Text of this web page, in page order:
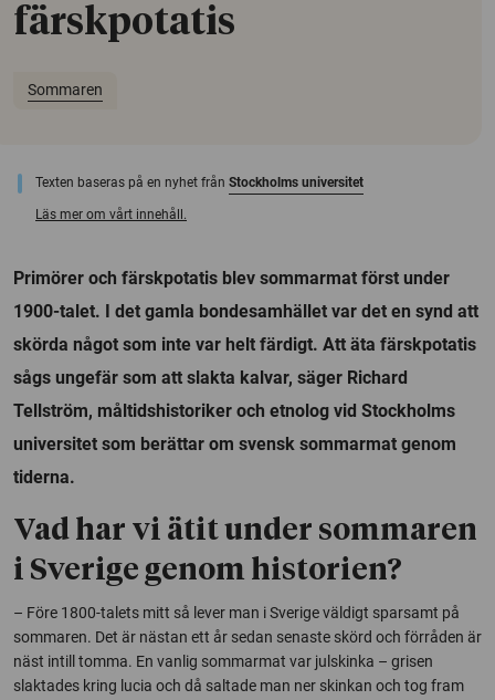
färskpotatis
Sommaren
Texten baseras på en nyhet från Stockholms universitet
Läs mer om vårt innehåll.
Primörer och färskpotatis blev sommarmat först under
1900-talet. I det gamla bondesamhället var det en synd att
skörda något som inte var helt färdigt. Att äta färskpotatis
sågs ungefär som att slakta kalvar, säger Richard
Tellström, måltidshistoriker och etnolog vid Stockholms
universitet som berättar om svensk sommarmat genom
tiderna.
Vad har vi ätit under sommaren
i Sverige genom historien?
– Före 1800-talets mitt så lever man i Sverige väldigt sparsamt på
sommaren. Det är nästan ett år sedan senaste skörd och förråden är
näst intill tomma. En vanlig sommarmat var julskinka – grisen
slaktades kring lucia och då saltade man ner skinkan och tog fram